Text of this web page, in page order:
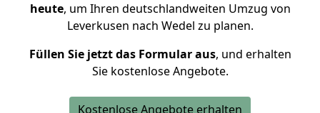
heute, um Ihren deutschlandweiten Umzug von
Leverkusen nach Wedel zu planen.
Füllen Sie jetzt das Formular aus, und erhalten
Sie kostenlose Angebote.
Kostenlose Angebote erhalten